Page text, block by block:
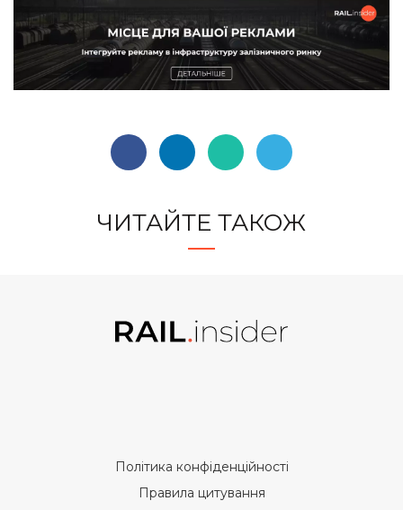
ЧИТАЙТЕ ТАКОЖ
Політика конфіденційності
Правила цитування